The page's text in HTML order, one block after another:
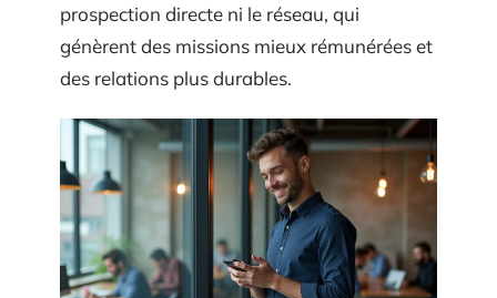
prospection directe ni le réseau, qui
génèrent des missions mieux rémunérées et
des relations plus durables.